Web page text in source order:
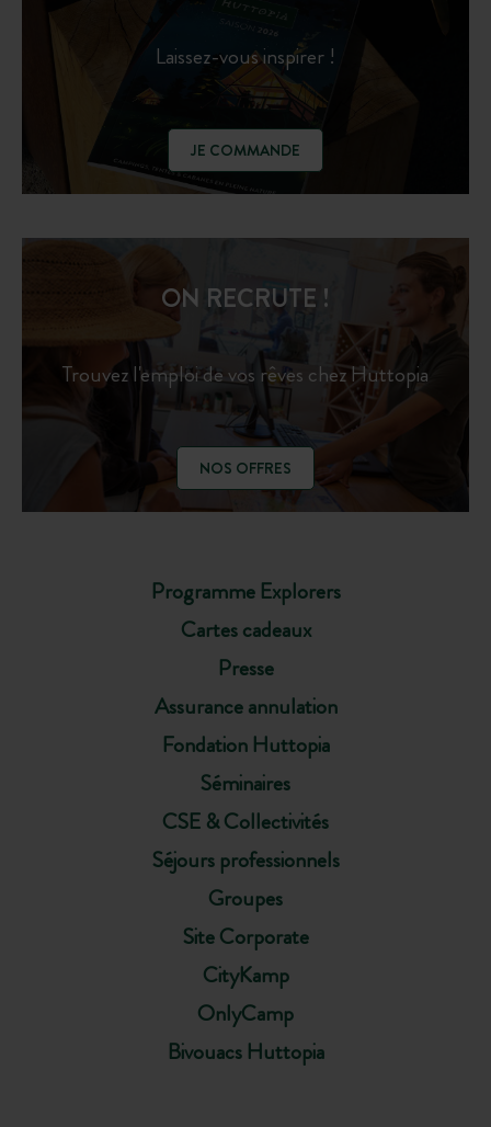
Laissez-vous inspirer !
JE COMMANDE
Programme Explorers
Cartes cadeaux
Presse
Assurance annulation
Fondation Huttopia
Séminaires
CSE & Collectivités
Séjours professionnels
Groupes
Site Corporate
CityKamp
OnlyCamp
Bivouacs Huttopia
ON RECRUTE !
Trouvez l'emploi de vos rêves chez Huttopia
NOS OFFRES